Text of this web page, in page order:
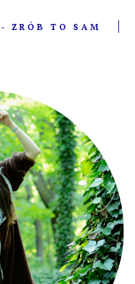
ZRÓB TO SAM